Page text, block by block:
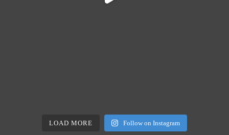
LOAD MORE Follow on Instagram